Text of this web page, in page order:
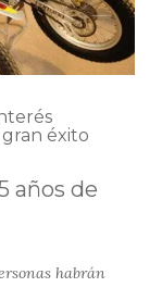
éxito
años de
habrán